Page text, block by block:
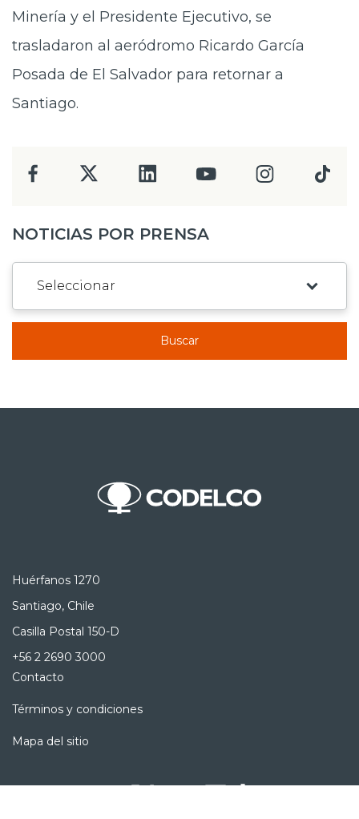
Minería y el Presidente Ejecutivo, se
trasladaron al aeródromo Ricardo García
Posada de El Salvador para retornar a
Santiago.
NOTICIAS POR PRENSA
Buscar
Huérfanos 1270
Santiago, Chile
Casilla Postal 150-D
+56 2 2690 3000
Contacto
Términos y condiciones
Mapa del sitio